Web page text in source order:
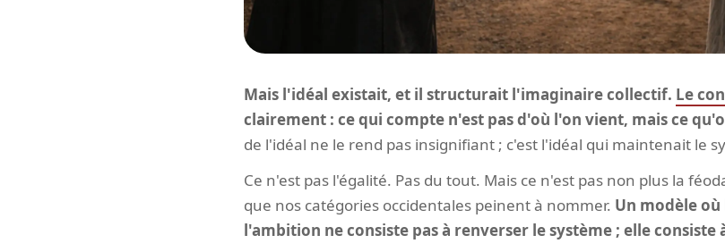
Mais l'idéal existait, et il structurait l'imaginaire collectif. Le
clairement : ce qui compte n'est pas d'où l'on vient, mais ce
de l'idéal ne le rend pas insignifiant ; c'est l'idéal qui maintenait le
Ce n'est pas l'égalité. Pas du tout. Mais ce n'est pas non plus la
que nos catégories occidentales peinent à nommer. Un modèle
l'ambition ne consiste pas à renverser le système ; elle consiste